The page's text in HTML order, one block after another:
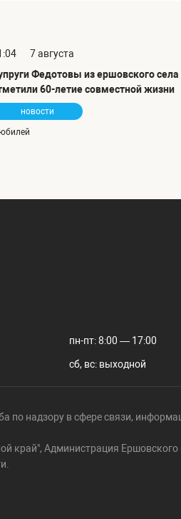
7 августа
Федотовы из ершовского села
60-летие совместной жизни
новости
пн-пт: 8:00 — 17:00
сб, вс: выходной
надзору в сфере связи,
край", Администрация